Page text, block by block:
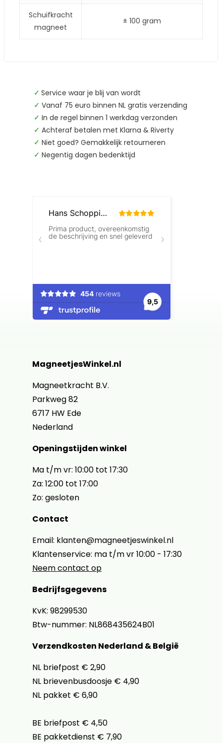
Schuifkracht
magneet
± 100 gram
✓ Service waar je blij van wordt
✓ Vanaf 75 euro binnen NL gratis verzending
✓ In de regel binnen 1 werkdag verzonden
✓ Achteraf betalen met Klarna & Riverty
✓ Niet goed? Gemakkelijk retourneren
✓ Negentig dagen bedenktijd
MagneetjesWinkel.nl
Magneetkracht B.V.
Parkweg 82
6717 HW Ede
Nederland
Openingstijden winkel
Ma t/m vr: 10:00 tot 17:30
Za: 12:00 tot 17:00
Zo: gesloten
Contact
Email: klanten@magneetjeswinkel.nl
Klantenservice: ma t/m vr 10:00 - 17:30
Neem contact op
Bedrijfsgegevens
KvK: 98299530
Btw-nummer: NL868435624B01
Verzendkosten Nederland & België
NL briefpost € 2,90
NL brievenbusdoosje € 4,90
NL pakket € 6,90
BE briefpost € 4,50
BE pakketdienst € 7,90